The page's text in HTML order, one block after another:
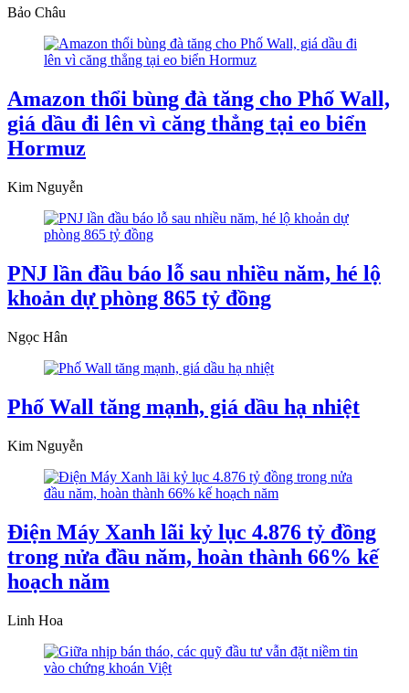
Bảo Châu
Amazon thổi bùng đà tăng cho Phố Wall,
giá dầu đi lên vì căng thẳng tại eo biển
Hormuz
Kim Nguyễn
PNJ lần đầu báo lỗ sau nhiều năm, hé lộ
khoản dự phòng 865 tỷ đồng
Ngọc Hân
Phố Wall tăng mạnh, giá dầu hạ nhiệt
Kim Nguyễn
Điện Máy Xanh lãi kỷ lục 4.876 tỷ đồng
trong nửa đầu năm, hoàn thành 66% kế
hoạch năm
Linh Hoa